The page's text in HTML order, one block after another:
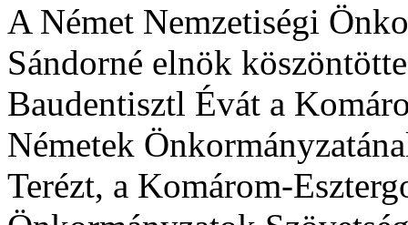
A Német Nemzetiségi
Sándorné elnök
Baudentisztl Évát a
Németek
Terézt, a Komárom-